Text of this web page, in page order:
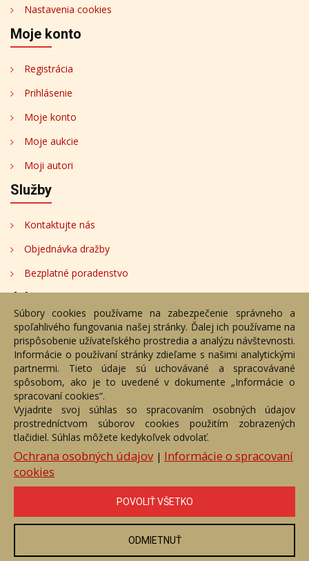
Nastavenia cookies
Moje konto
Registrácia
Prihlásenie
Moje konto
Moje aukcie
Moji autori
Služby
Kontaktujte nás
Objednávka dražby
Bezplatné poradenstvo
Adresa
Nižný Hrušov 333, 094 22, Slovenská republika
+421 905 356 921
+421 905 959 101
dartesro@dartesro.sk
Hlavná stránka Aukčný katalóg
Objednávka dražby
Termíny aukcií
Online Aukcia
DARTE AUKČNÁ SPOLOČNOSŤ s.r.o. © 2007 - 2026
Akékoľvek používanie obrazových a textových súčastí tejto stránky je
podmienené výslovným súhlasom jej vlastníka. Všetky práva sú
vyhradené.
Súbory cookies používame na zabezpečenie správneho a
spoľahlivého fungovania našej stránky. Ďalej ich používame na
prispôsobenie užívateľského prostredia a analýzu návštevnosti.
Informácie o používaní stránky zdieľame s našimi analytickými
partnermi. Tieto údaje sú uchovávané a spracovávané
spôsobom, ako je to uvedené v dokumente „Informácie o
spracovaní cookies“.
Vyjadrite svoj súhlas so spracovaním osobných údajov
prostredníctvom súborov cookies použitím zobrazených
tlačidiel. Súhlas môžete kedykoľvek odvolať.
Ochrana osobných údajov| Informácie o spracovaní
cookies
POVOLIŤ VŠETKO
ODMIETNUŤ